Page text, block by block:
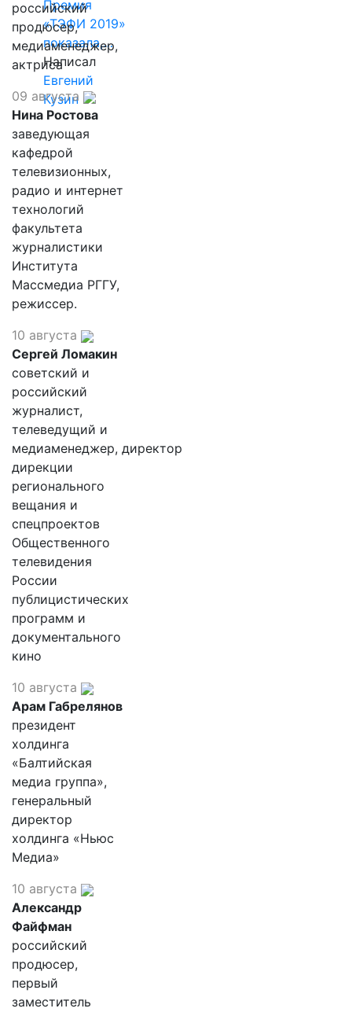
Премия
«ТЭФИ 2019»
показала,…
Написал
Евгений
Кузин
российский
продюсер,
медиаменеджер,
актриса
09 августа
Нина Ростова
заведующая
кафедрой
телевизионных,
радио и интернет
технологий
факультета
журналистики
Института
Массмедиа РГГУ,
режиссер.
10 августа
Сергей Ломакин
советский и
российский
журналист,
телеведущий и
медиаменеджер, директор
дирекции
регионального
вещания и
спецпроектов
Общественного
телевидения
России
публицистических
программ и
документального
кино
10 августа
Арам Габрелянов
президент
холдинга
«Балтийская
медиа группа»,
генеральный
директор
холдинга «Ньюс
Медиа»
10 августа
Александр
Файфман
российский
продюсер,
первый
заместитель